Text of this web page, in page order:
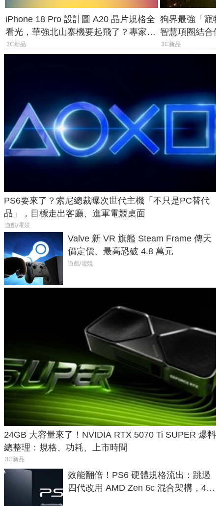
iPhone 18 Pro 設計圖 A20 晶片規格全
看光，華強北山寨機要起飛了？專家曝
山寨機無法復刻兩大關鍵
3C新品
狗界最強「寵
智慧項圈結合
谷也能精準找
3C新品
PS6要來了？索尼總裁曝次世代主機「不只是PC替代
品」，目標走出客廳、進軍電競桌面
遊戲/電競
Valve 新 VR 旗艦 Steam Frame 傳天
價定價、最高恐破 4.8 萬元
遊戲/電競
24GB 大容量來了！NVIDIA RTX 5070 Ti SUPER 爆料
總整理：規格、功耗、上市時間
3C新品
效能翻倍！PS6 硬體規格流出：跳過
四代改用 AMD Zen 6c 混合架構，4K